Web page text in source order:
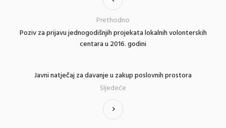
Poziv za prijavu jednogodišnjih projekata lokalnih volonterskih
centara u 2016. godini
Prethodno
Javni natječaj za davanje u zakup poslovnih prostora
Sljedeće